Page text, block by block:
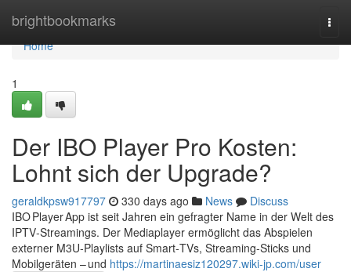
brightbookmarks
Home
Home
1
Der IBO Player Pro Kosten:
Lohnt sich der Upgrade?
geraldkpsw917797 330 days ago News
Discuss
IBO Player App ist seit Jahren ein gefragter Name in der Welt des
IPTV‑Streamings. Der Mediaplayer ermöglicht das Abspielen
externer M3U‑Playlists auf Smart‑TVs, Streaming‑Sticks und
Mobilgeräten – und https://martinaesiz120297.wiki-jp.com/user